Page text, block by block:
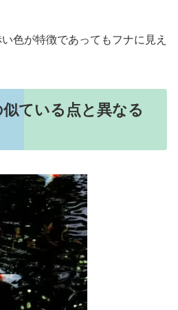
色が特徴であってもフナに見え
ている点と異なる